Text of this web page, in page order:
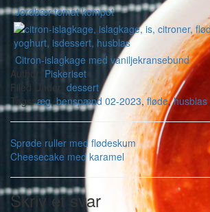
Jordbær-tomat kompot
Citron-islagkage med vaniljekransebund
Author: Piskeriset
Filed Under: dessert
Tags:æg,benspænd 02-2023,fløde,husblas,
Sprøde ruller med flødeskum
Cheesecake med karamel
Skriv et svar